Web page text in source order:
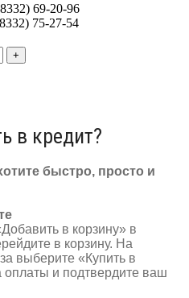
69-20-96
75-27-54
в кредит?
быстро, просто и
в корзину» в
в корзину. На
выберите «Купить в
оплаты и подтвердите ваш